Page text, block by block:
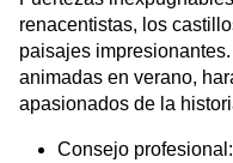
renacentistas, los
paisajes
animadas en verano,
apasionados de la
Consejo